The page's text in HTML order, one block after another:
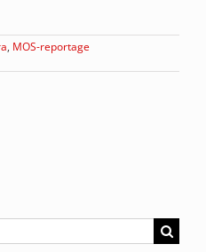
, MOS-reportage